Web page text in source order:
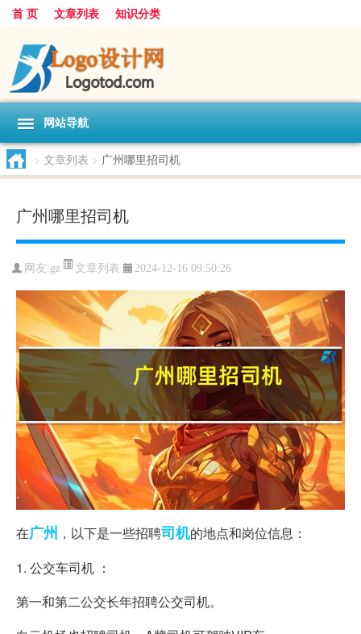
首 页 文章列表 知识分类
网站导航
> 文章列表 > 广州哪里招司机
广州哪里招司机
网友:gz 文章列表 2024-12-16 09:50:26
在广州 ，以下是一些招聘司机的地点和岗位信息：
1. 公交车司机 ：
第一和第二公交长年招聘公交司机。